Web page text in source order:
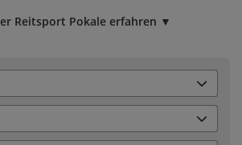
Reitsport Pokale erfahren ▼